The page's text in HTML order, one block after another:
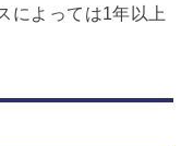
によっては1年以上